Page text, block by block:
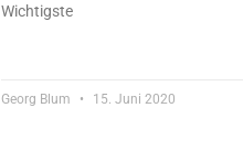
Wichtigste
Georg Blum 15. Juni 2020